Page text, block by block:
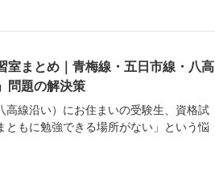
室まとめ｜青梅線・五日市線・八高
問題の解決策
線沿い）にお住まいの受験生、資格試
もに勉強できる場所がない」という悩